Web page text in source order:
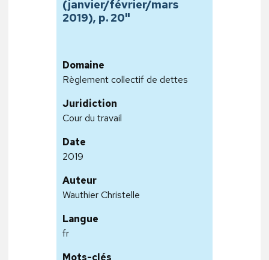
(janvier/février/mars
2019), p. 20"
Domaine
Règlement collectif de dettes
Juridiction
Cour du travail
Date
2019
Auteur
Wauthier Christelle
Langue
fr
Mots-clés